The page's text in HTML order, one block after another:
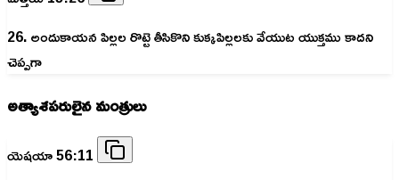
26. అందుకాయన పిల్లల రొట్టె తీసికొని కుక్కపిల్లలకు వేయుట యుక్తము కాదని
చెప్పగా
అత్యాశపరులైన మంత్రులు
యెషయా 56:11